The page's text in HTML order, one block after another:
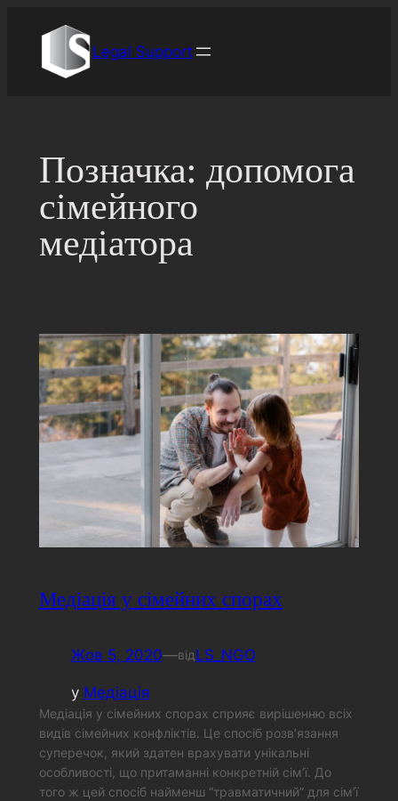
вмісту
Legal Support
Позначка: допомога
сімейного
медіатора
Медіація у сімейних спорах
Жов 5, 2020—відLS_NGO
у Медіація
Медіація у сімейних спорах сприяє вирішенню всіх
видів сімейних конфліктів. Це спосіб розв’язання
суперечок, який здатен врахувати унікальні
особливості, що притаманні конкретній сім’ї. До
того ж цей спосіб найменш “травматичний” для сім’ї